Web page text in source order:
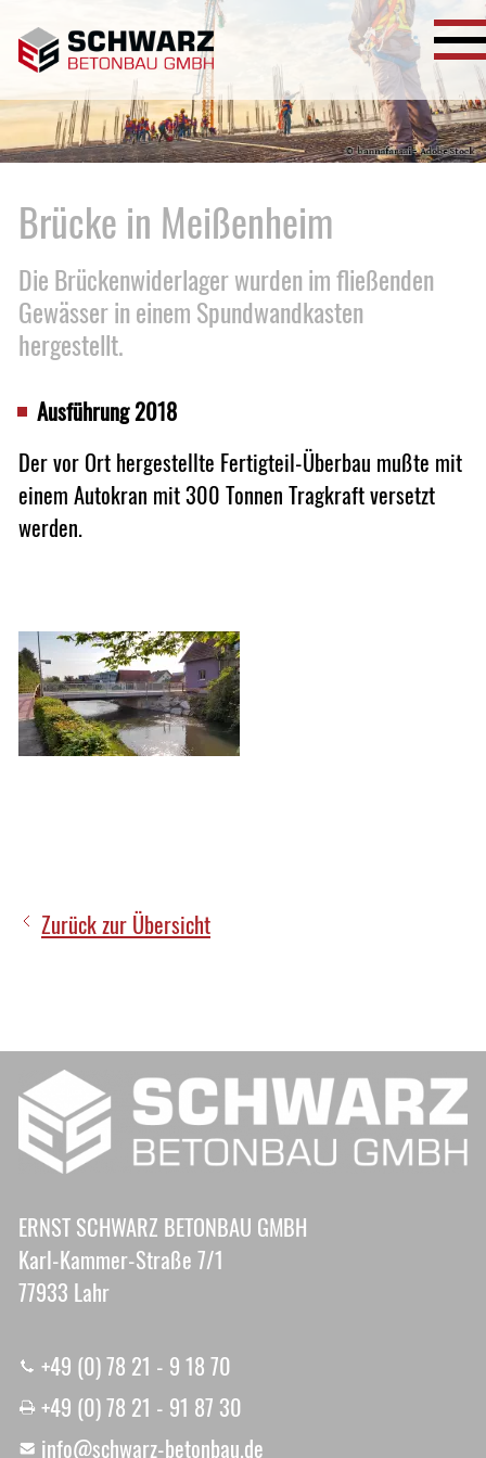
Brücke in Meißenheim
Die Brückenwiderlager wurden im fließenden
Gewässer in einem Spundwandkasten
hergestellt.
Ausführung 2018
Der vor Ort hergestellte Fertigteil-Überbau mußte mit
einem Autokran mit 300 Tonnen Tragkraft versetzt
werden.
Zurück zur Übersicht
ERNST SCHWARZ BETONBAU GMBH
Karl-Kammer-Straße 7/1
77933 Lahr
+49 (0) 78 21 - 9 18 70
+49 (0) 78 21 - 91 87 30
nf
schw rz-b t nb d